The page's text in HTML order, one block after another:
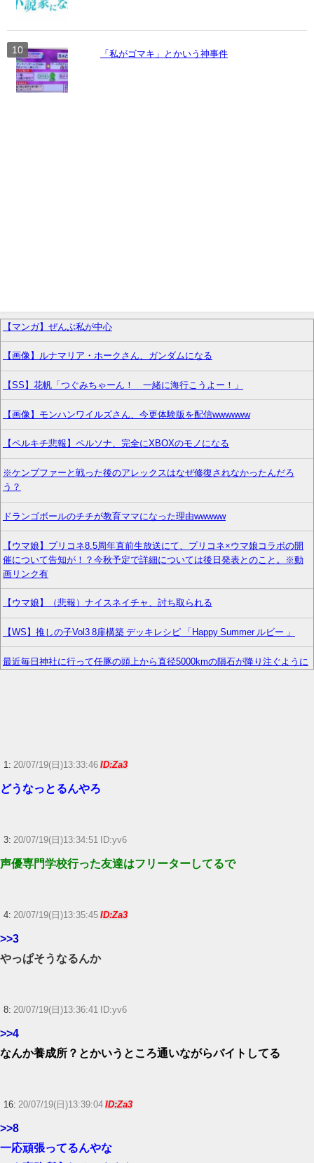
「私がゴマキ」とかいう神事件
【マンガ】ぜんぶ私が中心
【画像】ルナマリア・ホークさん、ガンダムになる
【SS】花帆「つぐみちゃーん！ 一緒に海行こうよー！」
【画像】モンハンワイルズさん、今更体験版を配信wwwwww
【ペルキチ悲報】ペルソナ、完全にXBOXのモノになる
※ケンプファーと戦った後のアレックスはなぜ修復されなかったんだろ
う？
ドランゴボールのチチが教育ママになった理由wwwww
【ウマ娘】プリコネ8.5周年直前生放送にて、プリコネ×ウマ娘コラボの開
催について告知が！？今秋予定で詳細については後日発表とのこと。※動
画リンク有
【ウマ娘】（悲報）ナイスネイチャ、討ち取られる
【WS】推しの子Vol3 8扉構築 デッキレシピ 「Happy Summer ルビー 」
最近毎日神社に行って任豚の頭上から直径5000kmの隕石が降り注ぐように
【ウマ娘】コミケで配布予定だった非公式グッズ「オグリキャップタマモ
『ソニーが嫌い』←まあわかる『ソニー信者が嫌い』←まあわかる『任天
【競馬】G1・2勝 アスコリピチェーノが引退 繁殖入りへ
Powered by livedoor 相互RSS
1: 20/07/19(日)13:33:46 ID:Za3
どうなっとるんやろ
3: 20/07/19(日)13:34:51 ID:yv6
声優専門学校行った友達はフリーターしてるで
4: 20/07/19(日)13:35:45 ID:Za3
>>3
やっぱそうなるんか
8: 20/07/19(日)13:36:41 ID:yv6
>>4
なんか養成所？とかいうところ通いながらバイトしてる
16: 20/07/19(日)13:39:04 ID:Za3
>>8
一応頑張ってるんやな